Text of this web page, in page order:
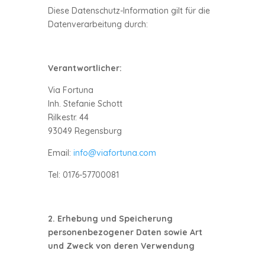
Diese Datenschutz-Information gilt für die
Datenverarbeitung durch:
Verantwortlicher:
Via Fortuna
Inh. Stefanie Schott
Rilkestr. 44
93049 Regensburg
Email: info@viafortuna.com
Tel: 0176-57700081
2. Erhebung und Speicherung
personenbezogener Daten sowie Art
und Zweck von deren Verwendung